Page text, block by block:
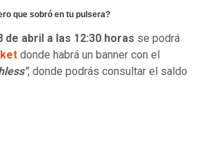
que sobró en tu pulsera?
de abril a las 12:30 horas se podrá
donde habrá un banner con el
, donde podrás consultar el saldo